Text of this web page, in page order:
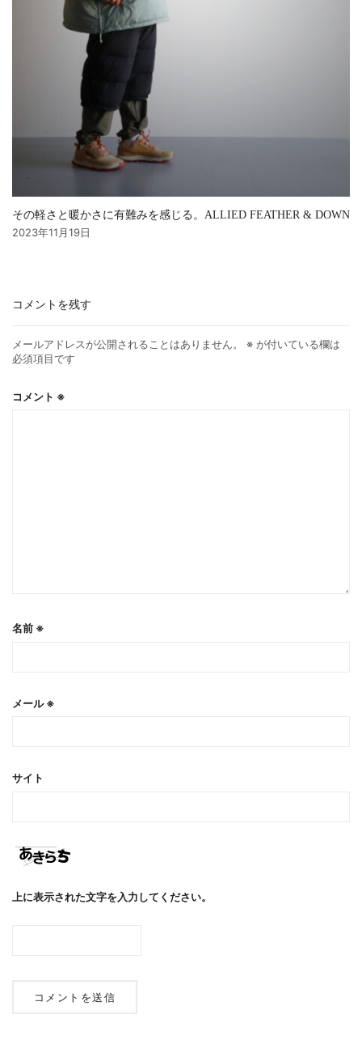
その軽さと暖かさに有難みを感じる。ALLIED FEATHER & DOWN
2023年11月19日
コメントを残す
メールアドレスが公開されることはありません。 ※ が付いている欄は
必須項目です
コメント ※
名前 ※
メール※
サイト
上に表示された文字を入力してください。